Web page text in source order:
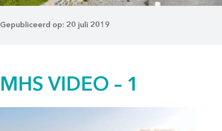
Gepubliceerd op: 20 juli 2019
MHS VIDEO – 1